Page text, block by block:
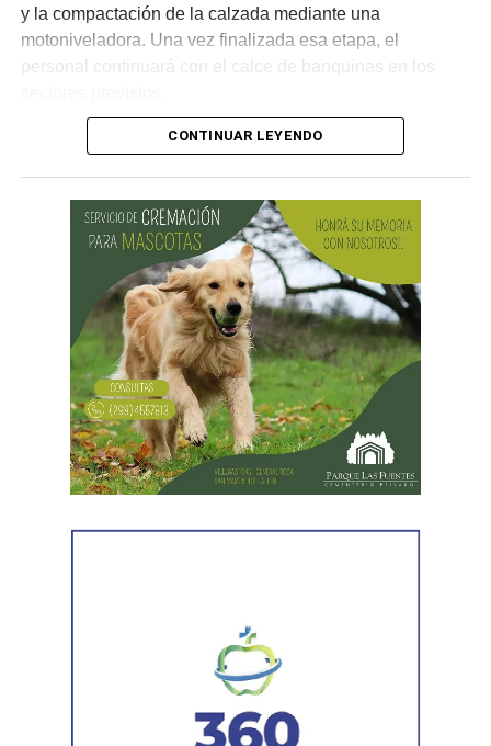
y la compactación de la calzada mediante una
motoniveladora. Una vez finalizada esa etapa, el
personal continuará con el calce de banquinas en los
Desde Vialidad Nacional informaron que,durante las
próximas semanas, el operativo de bacheo será
reforzado con dos nuevas cuadrillas de trabajo y dos
camiones bacheadores, lo que permitirá incrementar
el ritmo de ejecución y optimizar las tareas de
mantenimiento en distintos puntos del Alto Valle.
Por otra parte, el organismo avanza con el relevamiento
sectores más deteriorados y mejorar las condiciones de
CONTINUAR LEYENDO